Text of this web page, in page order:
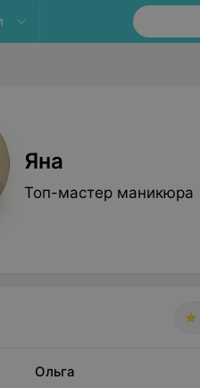
Яна
Топ-мастер маникюра
Ольга